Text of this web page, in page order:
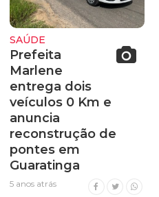
SAÚDE
Prefeita
Marlene
entrega dois
veículos 0 Km e
anuncia
reconstrução de
pontes em
Guaratinga
5 anos atrás